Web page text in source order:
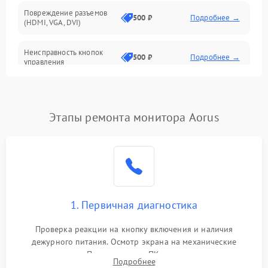
Повреждение разъемов
(HDMI, VGA, DVI)
500 ₽ Подробнее →
Неисправность кнопок
управления
500 ₽ Подробнее →
Повреждение кабеля
1000 ₽
Поломка системы
автоматического
1000 ₽ Подробнее →
Неисправность системы
1000 ₽
Этапы ремонта монитора Aorus
1. Первичная диагностика
Проверка реакции на кнопку включения и наличия
дежурного питания. Осмотр экрана на механические
повреждения. Подключение к ПК для оценки вывода
Подробнее